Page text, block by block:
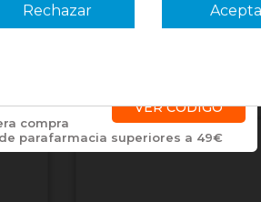
####
vez? ¡SORPRESA!
VER CÓDIGO
compra
parafarmacia superiores a 49€
Rechazar